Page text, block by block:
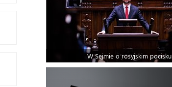
W Sejmie o rosyjskim pocisku